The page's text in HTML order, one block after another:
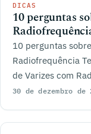
DICAS
10 perguntas
10 perguntas
Radiofrequência
de Varizes com
por parte dos
30 de dezembro de